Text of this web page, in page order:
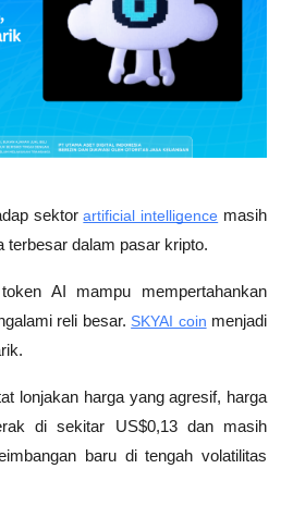
sektor artificial intelligence masih
terbesar dalam pasar kripto.
AI mampu mempertahankan
reli besar. SKYAI coin menjadi
lonjakan harga yang agresif, harga
di sekitar US$0,13 dan masih
baru di tengah volatilitas